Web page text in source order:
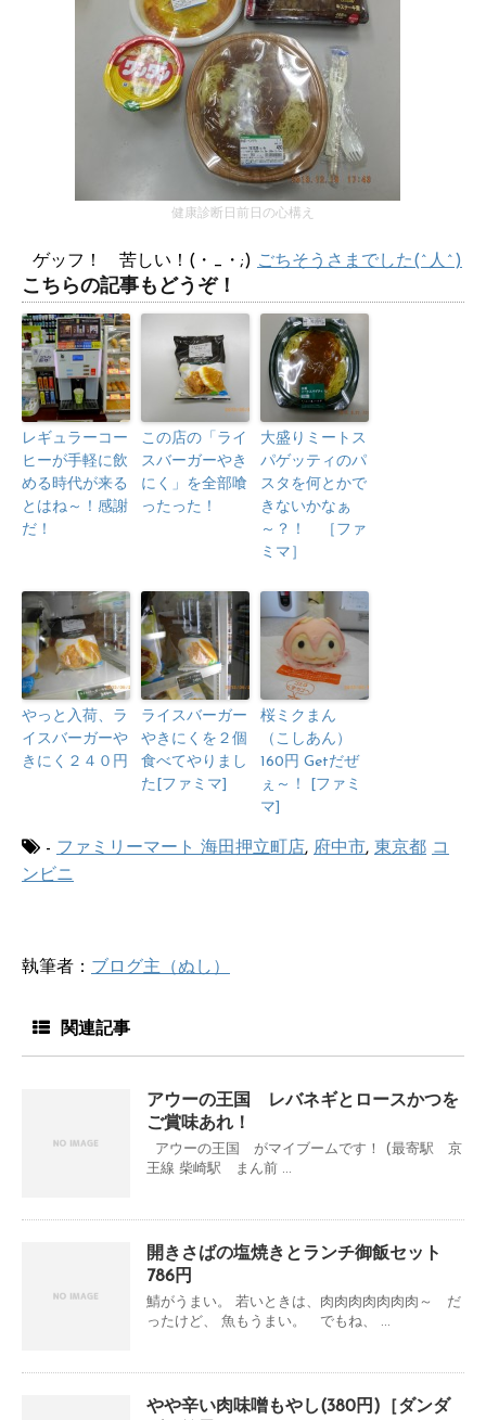
健康診断日前日の心構え
ゲッフ！ 苦しい！(・_・;) ごちそうさまでした(^人^)
こちらの記事もどうぞ！
レギュラーコー
ヒーが手軽に飲
める時代が来る
とはね～！感謝
だ！
この店の「ライ
スバーガーやき
にく」を全部喰
ったった！
大盛りミートス
パゲッティのパ
スタを何とかで
きないかなぁ
～？！ ［ファ
ミマ］
やっと入荷、ラ
イスバーガーや
きにく２４０円
ライスバーガー
やきにくを２個
食べてやりまし
た[ファミマ]
桜ミクまん
（こしあん）
160円 Getだぜ
ぇ～！ [ファミ
マ]
- ファミリーマート 海田押立町店, 府中市, 東京都 コ
ンビニ
執筆者： ブログ主（ぬし）
関連記事
アウーの王国 レバネギとロースかつを
ご賞味あれ！
アウーの王国 がマイブームです！ (最寄駅 京
王線 柴崎駅 まん前 ...
開きさばの塩焼きとランチ御飯セット
786円
鯖がうまい。 若いときは、肉肉肉肉肉肉肉～ だ
ったけど、 魚もうまい。 でもね、 ...
やや辛い肉味噌もやし(380円)［ダンダ